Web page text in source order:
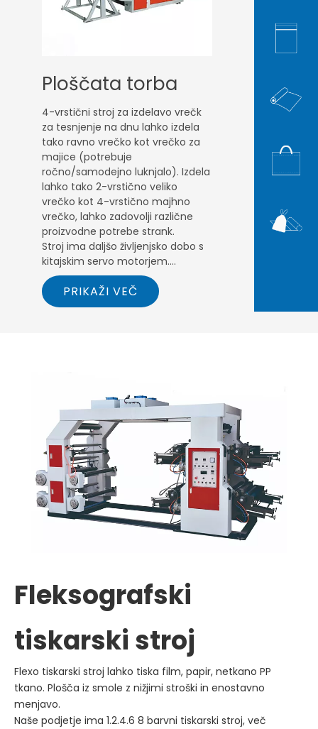
Ploščata torba
4-vrstični stroj za izdelavo vrečk
za tesnjenje na dnu lahko izdela
tako ravno vrečko kot vrečko za
majice (potrebuje
ročno/samodejno luknjalo). Izdela
lahko tako 2-vrstično veliko
vrečko kot 4-vrstično majhno
vrečko, lahko zadovolji različne
proizvodne potrebe strank.
Stroj ima daljšo življenjsko dobo s
kitajskim servo motorjem.
Uporablja se lahko več kot 10 let.
Stroj, opremljen s transportnim
trakom, lahko prihrani čas in delo.
debelo vrečko. Originalna oblika
Pnevmatska zavora, lahko poskrbi,
da nož ne bo odpadel, ko ni
elektrike.
Imamo tudi 1-vrstični 2-vrstični
stroj za izbiro.
PRIKAŽI VEČ
Fleksografski
tiskarski stroj
Flexo tiskarski stroj lahko tiska film, papir, netkano PP
tkano. Plošča iz smole z nižjimi stroški in enostavno
menjavo.
Naše podjetje ima 1.2.4.6 8 barvni tiskarski stroj, več